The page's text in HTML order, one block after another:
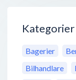
Kategorier
Bagerier
Bilhandlare